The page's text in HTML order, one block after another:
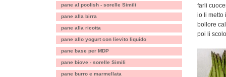
pane al poolish - sorelle Simili
pane alla birra
pane alla ricotta
pane allo yogurt con lievito liquido
pane base per MDP
pane biove - sorelle Simili
pane burro e marmellata
farli
io li metto
bollore
poi li scolo